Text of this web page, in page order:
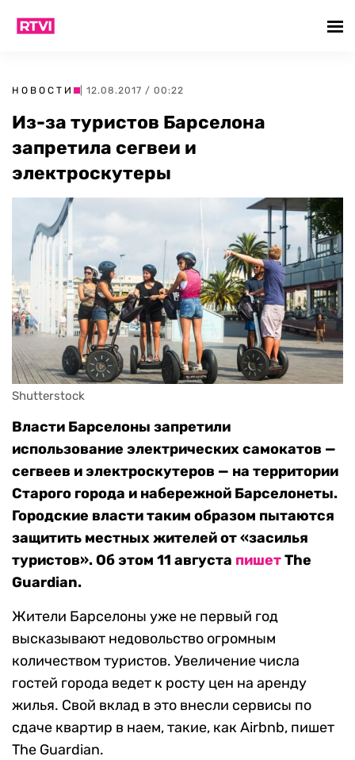
НОВОСТИ | 12.08.2017 / 00:22
Из-за туристов Барселона
запретила сегвеи и
электроскутеры
Shutterstock
Власти Барселоны запретили
использование электрических самокатов —
сегвеев и электроскутеров — на территории
Cтарого города и набережной Барселонеты.
Городские власти таким образом пытаются
защитить местных жителей от «засилья
туристов». Об этом 11 августа пишетThe
Guardian.
Жители Барселоны уже не первый год
высказывают недовольство огромным
количеством туристов. Увеличение числа
гостей города ведет к росту цен на аренду
жилья. Свой вклад в это внесли сервисы по
сдаче квартир в наем, такие, как Airbnb, пишет
The Guardian.